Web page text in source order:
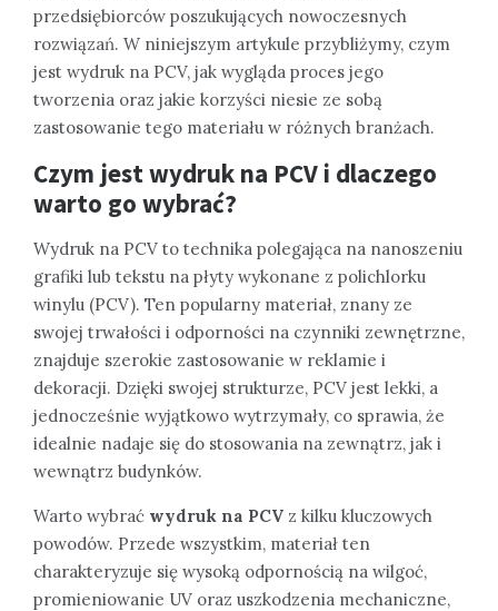
przedsiębiorców poszukujących nowoczesnych
rozwiązań. W niniejszym artykule przybliżymy, czym
jest wydruk na PCV, jak wygląda proces jego
tworzenia oraz jakie korzyści niesie ze sobą
zastosowanie tego materiału w różnych branżach.
Czym jest wydruk na PCV i dlaczego
warto go wybrać?
Wydruk na PCV to technika polegająca na nanoszeniu
grafiki lub tekstu na płyty wykonane z polichlorku
winylu (PCV). Ten popularny materiał, znany ze
swojej trwałości i odporności na czynniki zewnętrzne,
znajduje szerokie zastosowanie w reklamie i
dekoracji. Dzięki swojej strukturze, PCV jest lekki, a
jednocześnie wyjątkowo wytrzymały, co sprawia, że
idealnie nadaje się do stosowania na zewnątrz, jak i
wewnątrz budynków.
Warto wybrać wydruk na PCV z kilku kluczowych
powodów. Przede wszystkim, materiał ten
charakteryzuje się wysoką odpornością na wilgoć,
promieniowanie UV oraz uszkodzenia mechaniczne,